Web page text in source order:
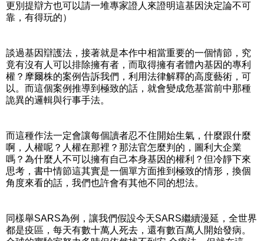
更別提辯方也可以請一堆專家證人來證明這基因決定論不可
靠，有得玩的）
談過基因辯護法，接著就是本作中相當重要的一個情節，究
竟有沒有人可以排除擁有者，而取得擁有者體內基因的專利
權？摩爾株的案例告訴我們，利用法律解釋的高度藝術，可
以。而這個案例推導到極致的話，就會變成危基當前中那種
詭異的邏輯與行事手法。
而這種作法一定會讓每個讀者忍不住開始生氣，什麼跟什麼
啊，人權呢？人權在那裡？那法官怎麼判的，圖利大企業
嗎？為什麼人不可以擁有自己本身基因的權利？但冷靜下來
思考，書中情節這其實是一個單方面推到極致的情形，換個
角度來看的話，我們也許會有其他不同的想法。
同樣舉SARS為例，讓我們假設今天SARS繼續漫延，全世界
都是疫區，每天有數十萬人死去，還有數百萬人開始發病。